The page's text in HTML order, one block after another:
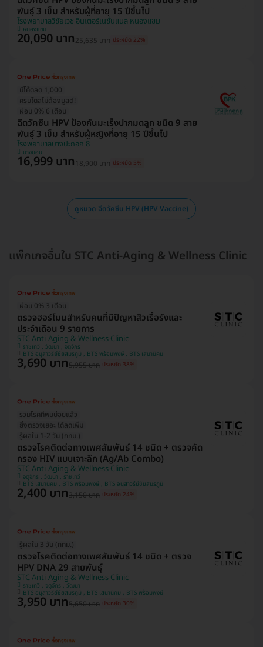
พันธุ์ 3 เข็ม สำหรับผู้ที่อายุ 15 ปีขึ้นไป
โรงพยาบาลวิชัยเวช อินเตอร์เนชั่นแนล หนองแขม
หนองแขม
20,090 บาท25,635 บาท ประหยัด 22%
มีโค้ดลด 1,000
ครบโดสไม่ต้องบูสต์!
ผ่อน 0% 6 เดือน
ฉีดวัคซีน HPV ป้องกันมะเร็งปากมดลูก ชนิด 9 สาย
พันธุ์ 3 เข็ม สำหรับผู้หญิงที่อายุ 15 ปีขึ้นไป
โรงพยาบาลบางปะกอก 8
บางบอน
16,999 บาท18,900 บาท ประหยัด 5%
ดูหมวด ฉีดวัคซีน HPV (HPV Vaccine)
แพ็กเกจอื่นใน STC Anti-Aging & Wellness Clinic
ผ่อน 0% 3 เดือน
ตรวจฮอร์โมนสำหรับคนที่มีปัญหาสิวเรื้อรังและ
ประจำเดือน 9 รายการ
STC Anti-Aging & Wellness Clinic
ราชเทวี , วัฒนา , จตุจักร
BTS อนุสาวรีย์ชัยสมรภูมิ , BTS พร้อมพงษ์ , BTS เสนานิคม
3,690 บาท5,955 บาท ประหยัด 38%
รวมโรคที่พบบ่อยแล้ว
ยิ่งตรวจเยอะ ได้ลดเพิ่ม
รู้ผลใน 1-2 วัน (กทม.)
ตรวจโรคติดต่อทางเพศสัมพันธ์ 14 ชนิด + ตรวจคัด
กรอง HIV แบบเจาะลึก (Ag/Ab Combo)
STC Anti-Aging & Wellness Clinic
จตุจักร , วัฒนา , ราชเทวี
BTS เสนานิคม , BTS พร้อมพงษ์ , BTS อนุสาวรีย์ชัยสมรภูมิ
2,400 บาท3,150 บาท ประหยัด 24%
รู้ผลใน 3 วัน (กทม.)
ตรวจโรคติดต่อทางเพศสัมพันธ์ 14 ชนิด + ตรวจ
HPV DNA 29 สายพันธุ์
STC Anti-Aging & Wellness Clinic
ราชเทวี , จตุจักร , วัฒนา
BTS อนุสาวรีย์ชัยสมรภูมิ , BTS เสนานิคม , BTS พร้อมพงษ์
3,950 บาท5,650 บาท ประหยัด 30%